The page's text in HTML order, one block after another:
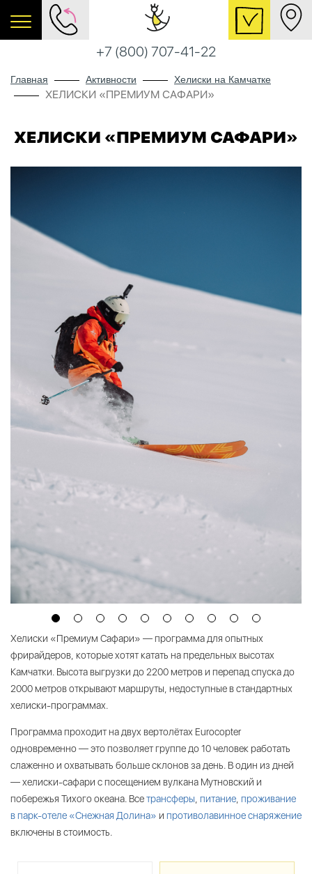
+7 (800) 707-41-22
Главная Активности Хелиски на Камчатке
ХЕЛИСКИ «ПРЕМИУМ САФАРИ»
ХЕЛИСКИ «ПРЕМИУМ САФАРИ»
Хелиски «Премиум Сафари» — программа для опытных
фрирайдеров, которые хотят катать на предельных высотах
Камчатки. Высота выгрузки до 2200 метров и перепад спуска до
2000 метров открывают маршруты, недоступные в стандартных
хелиски-программах.
Программа проходит на двух вертолётах Eurocopter
одновременно — это позволяет группе до 10 человек работать
слаженно и охватывать больше склонов за день. В один из дней
— хелиски-сафари с посещением вулкана Мутновский и
побережья Тихого океана. Всетрансферы питание проживание
в парк-отеле «Снежная Долина» и противолавинное снаряжение
включены в стоимость.